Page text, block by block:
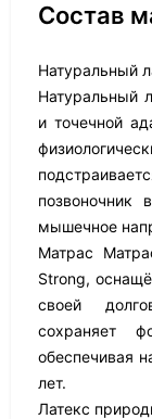
Состав
Натуральный
Натуральный
и точечной
позвоночник
мышечное
Матрас
Strong,
своей
сохраняет
обеспечивая
лет.
Латекс